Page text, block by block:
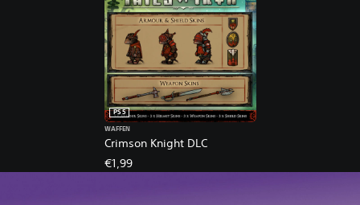
Crimson Knight DLC
PS5
WAFFEN
€1,99